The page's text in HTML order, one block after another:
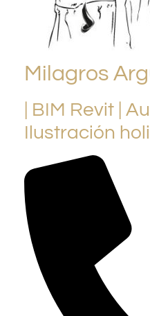
Milagros
| BIM Revit |
Ilustración